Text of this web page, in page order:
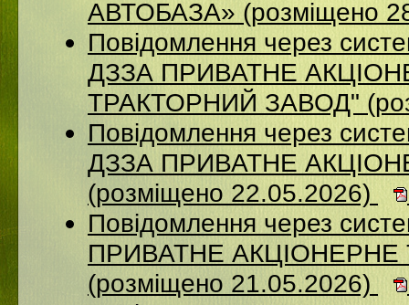
АВТОБАЗА» (розміщено
Повідомлення через
ДЗЗА ПРИВАТНЕ
ТРАКТОРНИЙ ЗАВОД"
Повідомлення через
ДЗЗА ПРИВАТНЕ
(розміщено 22.05.2026)
Повідомлення через
ПРИВАТНЕ
(розміщено 21.05.2026)